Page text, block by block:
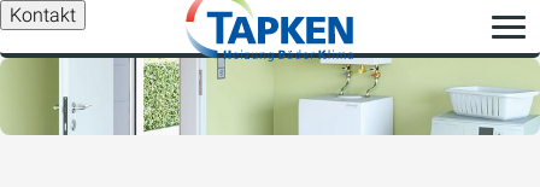
Kontakt